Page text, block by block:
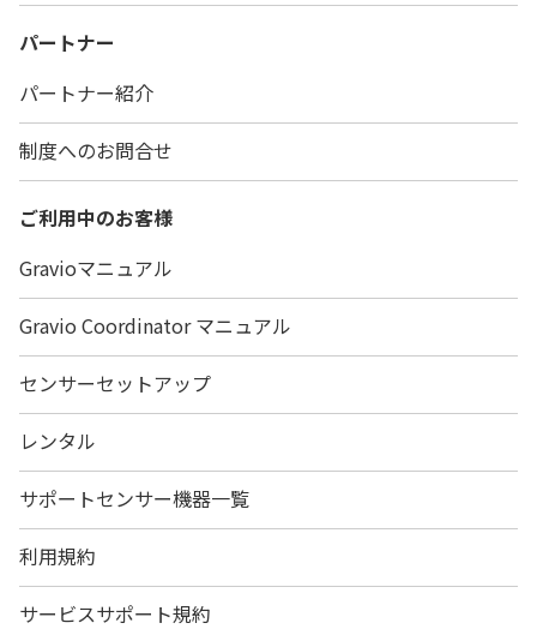
パートナー
パートナー紹介
制度へのお問合せ
ご利用中のお客様
Gravioマニュアル
Gravio Coordinator マニュアル
センサーセットアップ
レンタル
サポートセンサー機器一覧
利用規約
サービスサポート規約